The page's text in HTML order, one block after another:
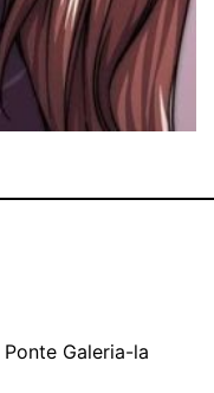
Ponte Galeria-la